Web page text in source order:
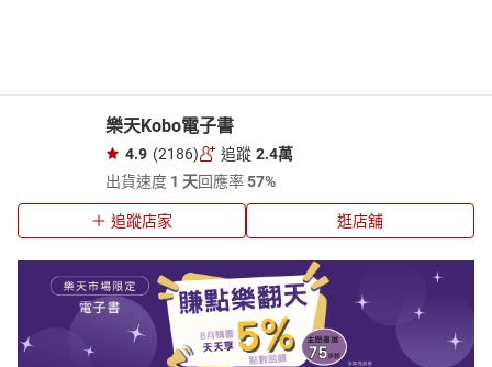
樂天Kobo電子書
4.9 (2186) 追蹤 2.4萬
出貨速度 1 天回應率57%
追蹤店家 逛店舖